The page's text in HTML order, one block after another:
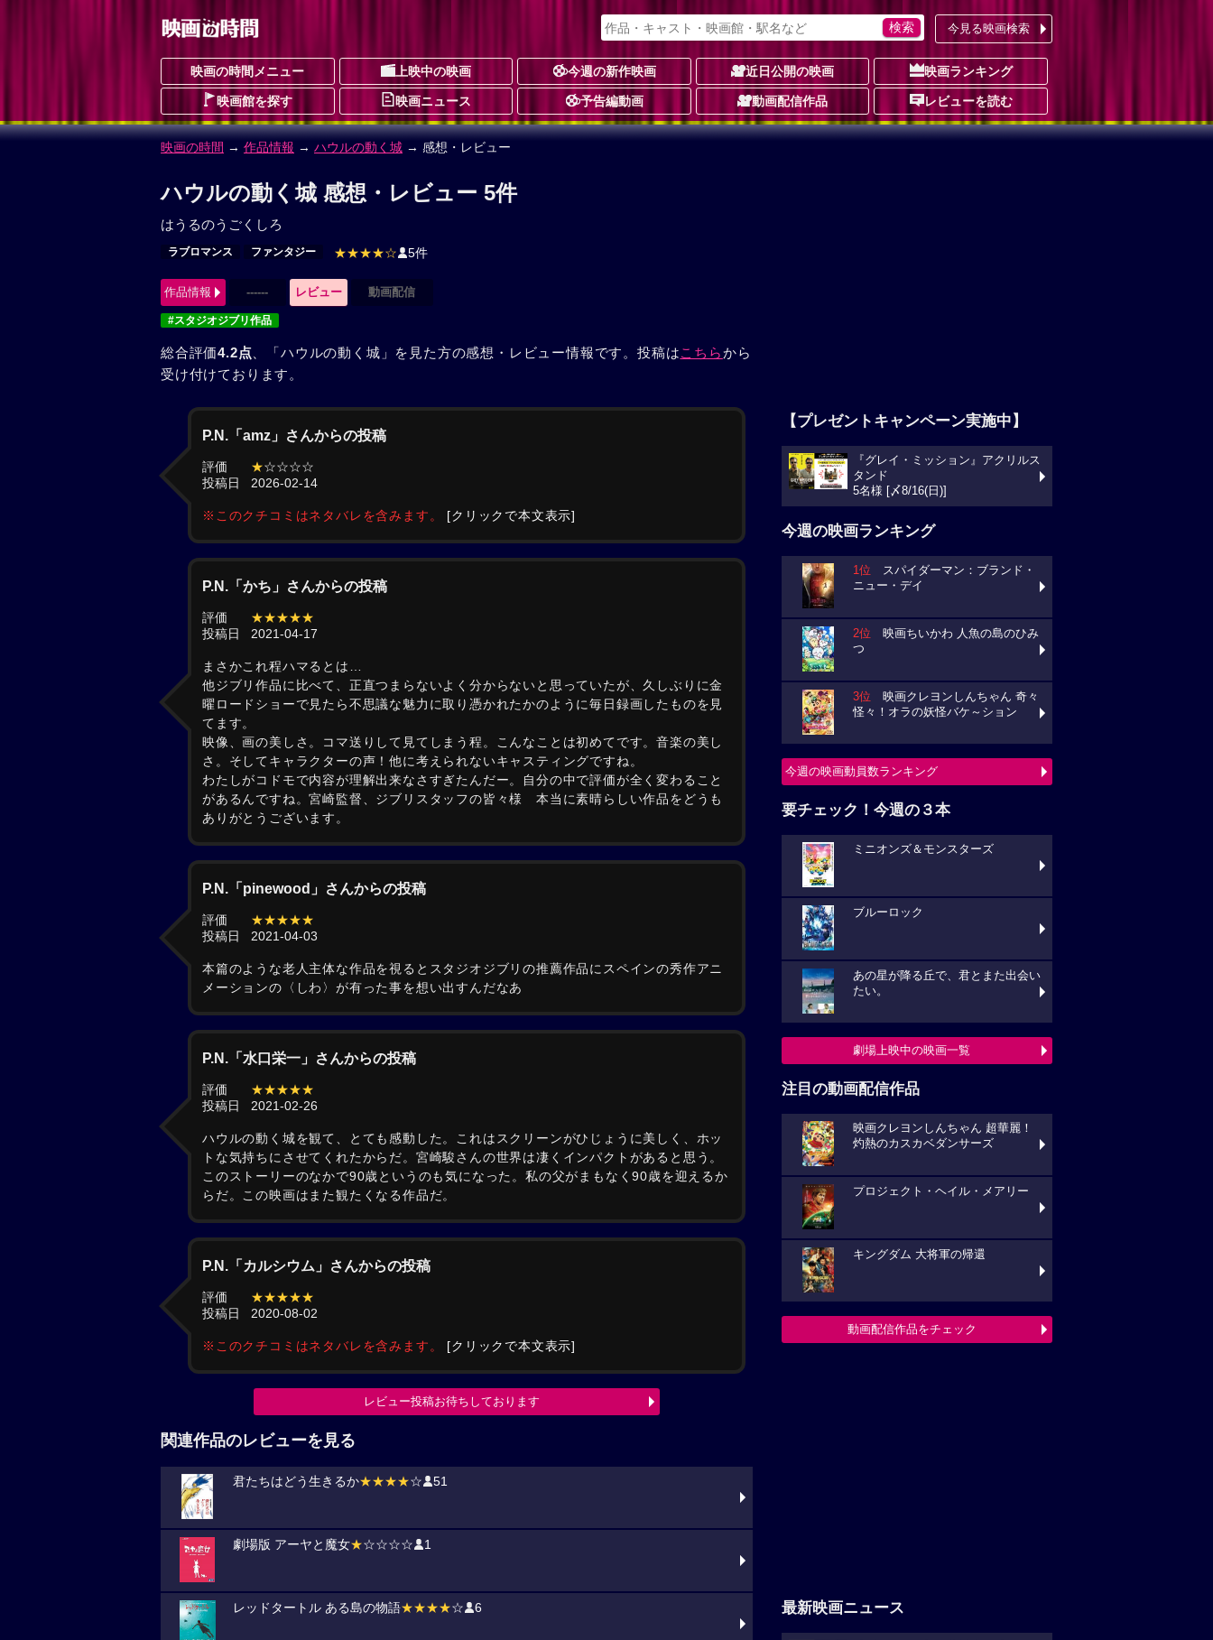
今見る映画検索
映画の時間メニュー 上映中の映画 今週の新作映画 近日公開の映画 映画ランキング
映画館を探す 映画ニュース 予告編動画 動画配信作品 レビューを読む
映画の時間 → 作品情報 → ハウルの動く城 → 感想・レビュー
ハウルの動く城 感想・レビュー 5件
はうるのうごくしろ
ラブロマンス ファンタジー ★★★★☆ 5件
作品情報 ------ レビュー 動画配信
#スタジオジブリ作品
総合評価4.2点 、「ハウルの動く城」を見た方の感想・レビュー情報です。投稿はこちらから
受け付けております。
P.N.「amz」さんからの投稿
評価 ★☆☆☆☆
投稿日
2026-02-14
※このクチコミはネタバレを含みます。 [クリックで本文表示]
P.N.「かち」さんからの投稿
評価
★★★★★
投稿日
2021-04-17
まさかこれ程ハマるとは…
他ジブリ作品に比べて、正直つまらないよく分からないと思っていたが、久しぶりに金
曜ロードショーで見たら不思議な魅力に取り憑かれたかのように毎日録画したものを見
てます。
映像、画の美しさ。コマ送りして見てしまう程。こんなことは初めてです。音楽の美し
さ。そしてキャラクターの声！他に考えられないキャスティングですね。
わたしがコドモで内容が理解出来なさすぎたんだー。自分の中で評価が全く変わること
があるんですね。宮崎監督、ジブリスタッフの皆々様 本当に素晴らしい作品をどうも
ありがとうございます。
P.N.「pinewood」さんからの投稿
評価
★★★★★
投稿日
2021-04-03
本篇のような老人主体な作品を視るとスタジオジブリの推薦作品にスペインの秀作アニ
メーションの〈しわ〉が有った事を想い出すんだなあ
P.N.「水口栄一」さんからの投稿
評価
★★★★★
投稿日
2021-02-26
ハウルの動く城を観て、とても感動した。これはスクリーンがひじょうに美しく、ホッ
トな気持ちにさせてくれたからだ。宮崎駿さんの世界は凄くインパクトがあると思う。
このストーリーのなかで90歳というのも気になった。私の父がまもなく90歳を迎えるか
らだ。この映画はまた観たくなる作品だ。
P.N.「カルシウム」さんからの投稿
評価
★★★★★
投稿日
2020-08-02
※このクチコミはネタバレを含みます。 [クリックで本文表示]
レビュー投稿お待ちしております
関連作品のレビューを見る
君たちはどう生きるか★★★★☆ 51
劇場版 アーヤと魔女★☆☆☆☆ 1
レッドタートル ある島の物語★★★★☆ 6
【プレゼントキャンペーン実施中】
『グレイ・ミッション』アクリルス
タンド
5名様 [〆8/16(日)]
今週の映画ランキング
1位 スパイダーマン：ブランド・
ニュー・デイ
2位 映画ちいかわ 人魚の島のひみ
つ
3位 映画クレヨンしんちゃん 奇々
怪々！オラの妖怪バケ～ション
今週の映画動員数ランキング
要チェック！今週の３本
ミニオンズ＆モンスターズ
ブルーロック
あの星が降る丘で、君とまた出会い
たい。
劇場上映中の映画一覧
注目の動画配信作品
映画クレヨンしんちゃん 超華麗！
灼熱のカスカベダンサーズ
プロジェクト・ヘイル・メアリー
キングダム 大将軍の帰還
動画配信作品をチェック
最新映画ニュース